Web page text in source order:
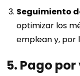
Seguimiento
optimizar los
emplean y, por
5. Pago